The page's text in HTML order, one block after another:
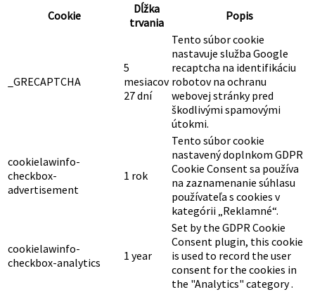
Cookie
Dĺžka
trvania
Popis
_GRECAPTCHA
5
mesiacov
27 dní
Tento súbor cookie
nastavuje služba Google
recaptcha na identifikáciu
robotov na ochranu
webovej stránky pred
škodlivými spamovými
útokmi.
cookielawinfo-
checkbox-
advertisement
1 rok
Tento súbor cookie
nastavený doplnkom GDPR
Cookie Consent sa používa
na zaznamenanie súhlasu
používateľa s cookies v
kategórii „Reklamné“.
cookielawinfo-
checkbox-analytics
1 year
Set by the GDPR Cookie
Consent plugin, this cookie
is used to record the user
consent for the cookies in
the "Analytics" category .